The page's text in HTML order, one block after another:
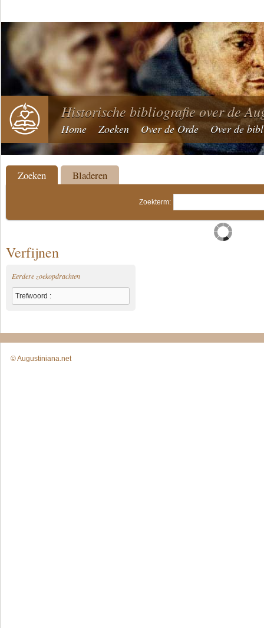
Historische bibliografie over de
Home Zoeken Over de Orde Over de
Zoeken Bladeren
Zoekterm:
Verfijnen
Eerdere zoekopdrachten
Trefwoord :
© Augustiniana.net